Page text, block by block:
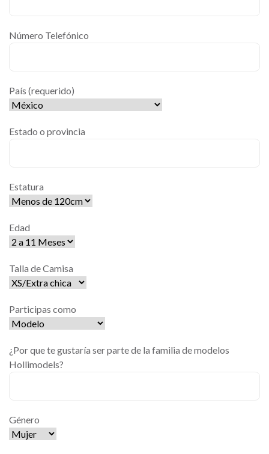
Número Telefónico
País (requerido)
Estado o provincia
Estatura
Edad
Talla de Camisa
Participas como
¿Por que te gustaría ser parte de la familia de modelos
Hollimodels?
Género